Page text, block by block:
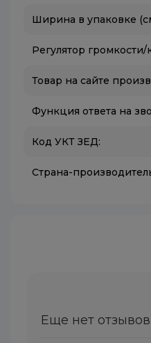
Ширина в упаковке
Регулятор
Товар на сайте
Функция ответа на
Код УКТ ЗЕД:
Страна-
Еще нет